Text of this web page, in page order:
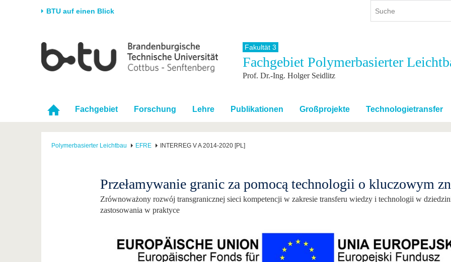
BTU auf einen Blick
Universität
Karriere & Engagement
Partnerschaften &
Strukturwandel
Forschung
Förderung
Wissenschaftlicher
Nachwuchs
Studium
Studienangebot
Im Studium
Nach dem Studium
International
Internationales Profil
Mit der BTU ins Ausland
Für internationale
Studierende
Weiterbildung
Fakultät 3
Fachgebiet Polymerbasierter
Prof. Dr.-Ing. Holger Seidlitz
Fachgebiet Forschung Lehre Publikationen Großprojekte Technologietransfer
Polymerbasierter Leichtbau EFRE INTERREG V A 2014-2020 [PL]
Przełamywanie granic za pomocą technologii o kluczowym
Zrównoważony rozwój transgranicznej sieci kompetencji w zakresie transferu wiedzy i technologii w
zastosowania w praktyce